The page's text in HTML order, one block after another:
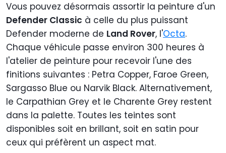
Vous pouvez désormais assortir la peinture d'un
Defender Classic à celle du plus puissant
Defender moderne de Land Rover, l'Octa.
Chaque véhicule passe environ 300 heures à
l'atelier de peinture pour recevoir l'une des
finitions suivantes : Petra Copper, Faroe Green,
Sargasso Blue ou Narvik Black. Alternativement,
le Carpathian Grey et le Charente Grey restent
dans la palette. Toutes les teintes sont
disponibles soit en brillant, soit en satin pour
ceux qui préfèrent un aspect mat.